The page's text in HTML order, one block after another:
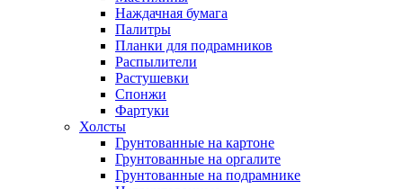
Наждачная бумага
Палитры
Планки для подрамников
Распылители
Растушевки
Спонжи
Фартуки
Холсты
Грунтованные на картоне
Грунтованные на оргалите
Грунтованные на подрамнике